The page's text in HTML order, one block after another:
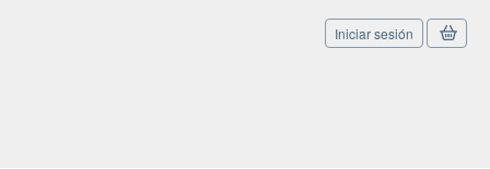
Iniciar sesión